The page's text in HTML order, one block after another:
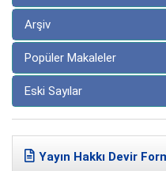
Arşiv
Popüler Makaleler
Eski Sayılar
Yayın Hakkı Devir